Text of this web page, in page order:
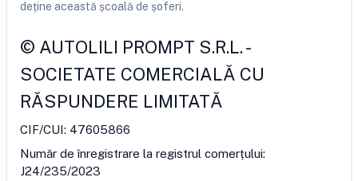
deține această școală de șoferi.
© AUTOLILI PROMPT S.R.L.-
SOCIETATE COMERCIALĂ CU
RĂSPUNDERE LIMITATĂ
CIF/CUI: 47605866
Număr de înregistrare la registrul comerțului:
J24/235/2023